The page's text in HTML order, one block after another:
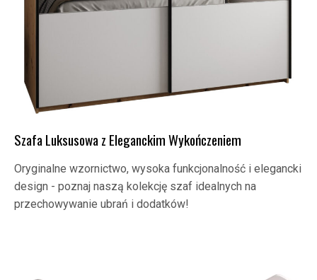
Szafa Luksusowa z Eleganckim Wykończeniem
Oryginalne wzornictwo, wysoka funkcjonalność i elegancki
design - poznaj naszą kolekcję szaf idealnych na
przechowywanie ubrań i dodatków!